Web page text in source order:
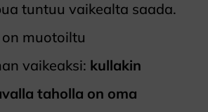
tuntuu vaikealta saada.
on muotoiltu
vaikeaksi: kullakin
taholla on oma